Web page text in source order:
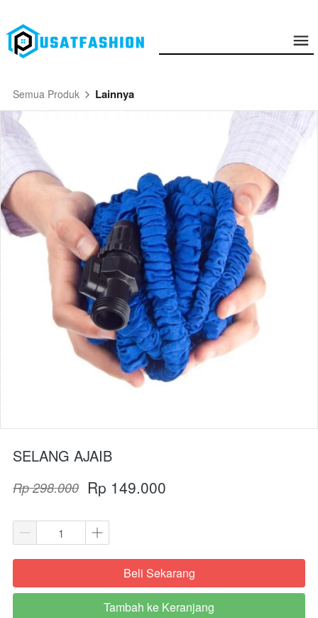
Semua Produk Lainnya
SELANG AJAIB
Rp 298.000 Rp 149.000
`Beli Sekarang
`
Tambah ke Keranjang